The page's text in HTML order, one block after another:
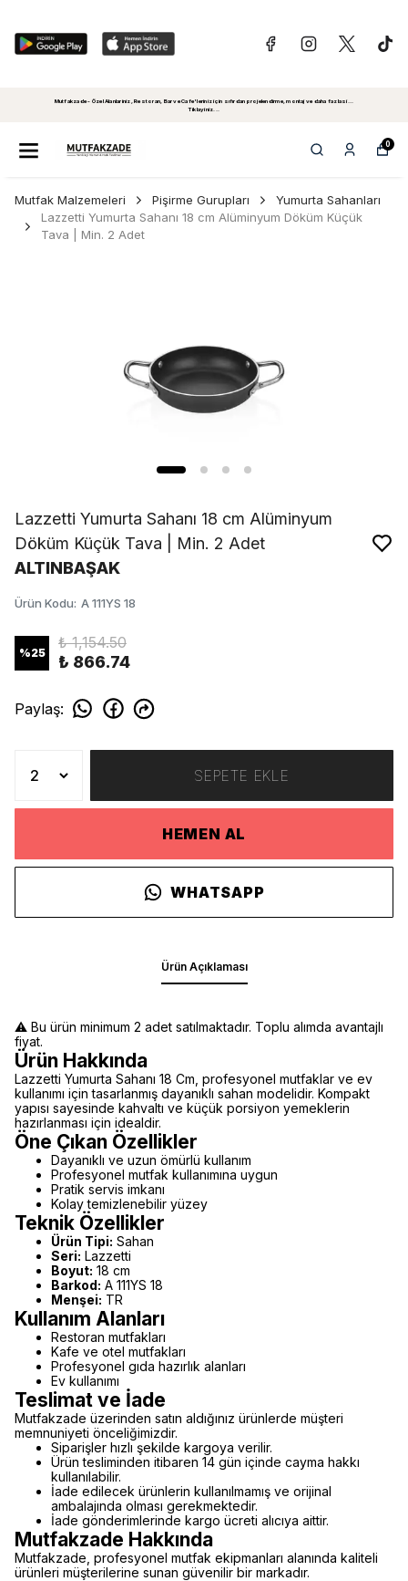
Mutfakzade - Özel Alanlariniz, Restoran, Bar ve Cafe'leriniz için sıfırdan projelendirme, montaj ve daha fazlasi...
Tiklayiniz...
0
Mutfak Malzemeleri Pişirme Gurupları
Yumurta Sahanları
Lazzetti Yumurta Sahanı 18 cm Alüminyum Döküm Küçük
Tava | Min. 2 Adet
Lazzetti Yumurta Sahanı 18 cm Alüminyum
Döküm Küçük Tava | Min. 2 Adet
ALTINBAŞAK
Ürün Kodu: A 111YS 18
%25
₺ 1,154.50
₺ 866.74
Paylaş:
SEPETE EKLE
HEMEN AL
WHATSAPP
Ürün Açıklaması
⚠️ Bu ürün minimum 2 adet satılmaktadır. Toplu alımda avantajlı
fiyat.
Ürün Hakkında
Lazzetti Yumurta Sahanı 18 Cm, profesyonel mutfaklar ve ev
kullanımı için tasarlanmış dayanıklı sahan modelidir. Kompakt
yapısı sayesinde kahvaltı ve küçük porsiyon yemeklerin
hazırlanması için idealdir.
Öne Çıkan Özellikler
Dayanıklı ve uzun ömürlü kullanım
Profesyonel mutfak kullanımına uygun
Pratik servis imkanı
Kolay temizlenebilir yüzey
Teknik Özellikler
Ürün Tipi: Sahan
Seri: Lazzetti
Boyut: 18 cm
Barkod: A 111YS 18
Menşei: TR
Kullanım Alanları
Restoran mutfakları
Kafe ve otel mutfakları
Profesyonel gıda hazırlık alanları
Ev kullanımı
Teslimat ve İade
Mutfakzade üzerinden satın aldığınız ürünlerde müşteri
memnuniyeti önceliğimizdir.
Siparişler hızlı şekilde kargoya verilir.
Ürün tesliminden itibaren 14 gün içinde cayma hakkı
kullanılabilir.
İade edilecek ürünlerin kullanılmamış ve orijinal
ambalajında olması gerekmektedir.
İade gönderimlerinde kargo ücreti alıcıya aittir.
Mutfakzade Hakkında
Mutfakzade, profesyonel mutfak ekipmanları alanında kaliteli
ürünleri müşterilerine sunan güvenilir bir markadır.